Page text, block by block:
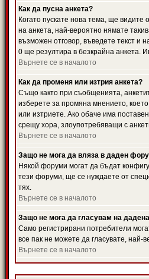
Как да пусна анкета?
Когато пускате нова тема, ще
на анкета, най-вероятно нямате
възможен отговор, въведете текст и
0 ще резултира в безкрайна анкета.
Върнете се в началото
Как да променя или изтрия анкета?
Също както при съобщенията,
изберете за промяна мнението,
или изтриете. Ако обаче има
срещу хора, злоупотребяващи с
Върнете се в началото
Защо не мога да вляза в даден
Някой форуми могат да бъдат
тези форуми, ще се нуждаете от
тях.
Върнете се в началото
Защо не мога да гласувам на
Само регистрирани потребители
все пак не можете да гласувате, най-
Върнете се в началото